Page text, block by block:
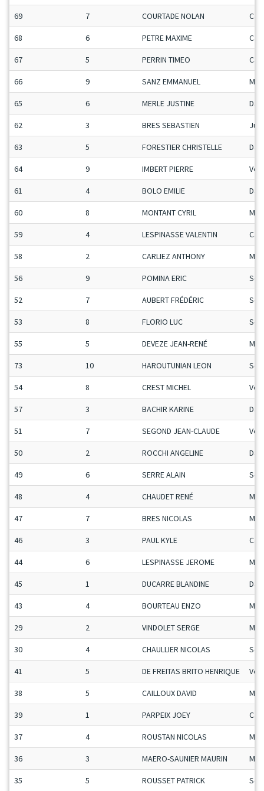
69 7 COURTADE NOLAN Ca-
68 6 PETRE MAXIME Ca-
67 5 PERRIN TIMEO Ca-
66 9 SANZ EMMANUEL
65 6 MERLE JUSTINE
62 3 BRES SEBASTIEN Ju-
63 5 FORESTIER CHRISTELLE
64 9 IMBERT PIERRE Vet
61 4 BOLO EMILIE
60 8 MONTANT CYRIL
59 4 LESPINASSE VALENTIN Ca-
58 2 CARLIEZ ANTHONY
56 9 POMINA ERIC
52 7 AUBERT FRÉDÉRIC
53 8 FLORIO LUC
55 5 DEVEZE JEAN-RENÉ Mas
73 10 HAROUTUNIAN LEON
54 8 CREST MICHEL Vet
57 3 BACHIR KARINE
51 7 SEGOND JEAN-CLAUDE Vet
50 2 ROCCHI ANGELINE
49 6 SERRE ALAIN
48 4 CHAUDET RENÉ Mas
47 7 BRES NICOLAS
46 3 PAUL KYLE Ca-
44 6 LESPINASSE JEROME
45 1 DUCARRE BLANDINE
43 4 BOURTEAU ENZO
29 2 VINDOLET SERGE Mas
30 4 CHAULLIER NICOLAS
41 5 DE FREITAS BRITO HENRIQUE Vet
38 5 CAILLOUX DAVID
39 1 PARPEIX JOEY Ca-
37 4 ROUSTAN NICOLAS
36 3 MAERO-SAUNIER MAURIN
35 5 ROUSSET PATRICK